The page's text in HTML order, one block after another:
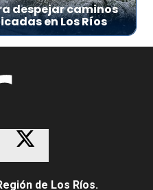
despejar caminos
en Los Ríos
de Los Ríos.